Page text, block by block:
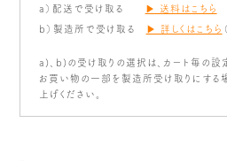
a）配送で受け取る ▶ 送料はこちら
b）製造所で受け取る ▶ 詳しくはこちら
a)、b)の受け取りの選択は、カート毎の設定
お買い物の一部を製造所受け取りにする
上げください。